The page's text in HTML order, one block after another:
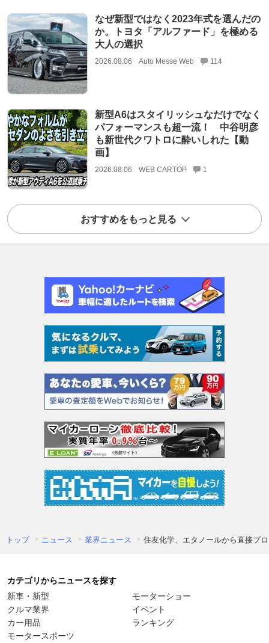
なぜ新型ではなく2023年式を選んだの
か。トヨタ「アルファード」を極める
大人の選択
2026.08.06 Auto Messe Web 114
新型A6はスタイリッシュなだけでなく
パフォーマンスも超一流！ 中谷明彦
も新世代クワトロに酔いしれた【動
画】
2026.08.06 WEB CARTOP 1
おすすめをもっと見る
トップ ニュース 業界ニュース 住友化学、エタノールから直接プ
カテゴリからニュースを探す
新車・新型
クルマ業界
カー用品
モータースポーツ
モーターショー
イベント
ランキング